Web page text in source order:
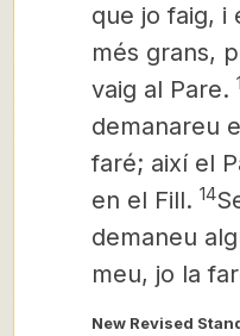
que jo faig, i
més grans,
vaig al Pare.
demanareu
faré; així el
en el Fill. 14
demaneu
meu, jo la
New Revised